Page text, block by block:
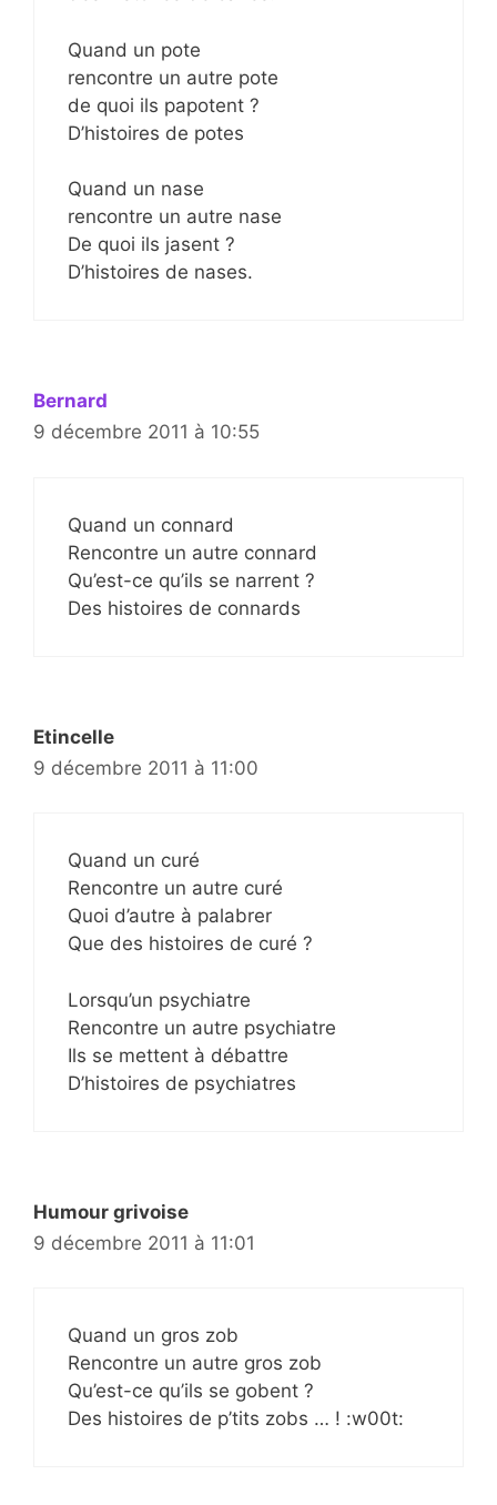
Quand un pote
rencontre un autre pote
de quoi ils papotent ?
D’histoires de potes
Quand un nase
rencontre un autre nase
De quoi ils jasent ?
D’histoires de nases.
Bernard
9 décembre 2011 à 10:55
Quand un connard
Rencontre un autre connard
Qu’est-ce qu’ils se narrent ?
Des histoires de connards
Etincelle
9 décembre 2011 à 11:00
Quand un curé
Rencontre un autre curé
Quoi d’autre à palabrer
Que des histoires de curé ?
Lorsqu’un psychiatre
Rencontre un autre psychiatre
Ils se mettent à débattre
D’histoires de psychiatres
Humour grivoise
9 décembre 2011 à 11:01
Quand un gros zob
Rencontre un autre gros zob
Qu’est-ce qu’ils se gobent ?
Des histoires de p’tits zobs … ! :w00t: